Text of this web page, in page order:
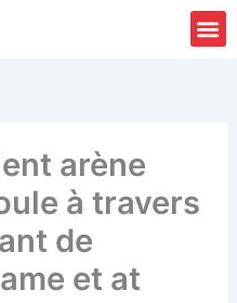
arène
à travers
de
et at